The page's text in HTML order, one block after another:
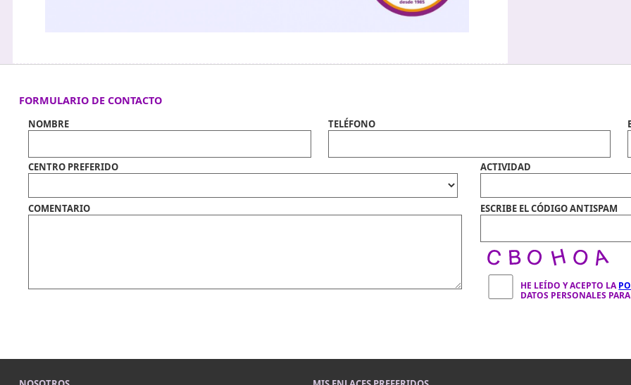
FORMULARIO DE CONTACTO
NOMBRE TELÉFONO
CENTRO PREFERIDO ACTIVIDAD
COMENTARIO ESCRIBE EL CÓDIGO ANTISPAM
HE LEÍDO Y ACEPTO LA
DATOS PERSONALES